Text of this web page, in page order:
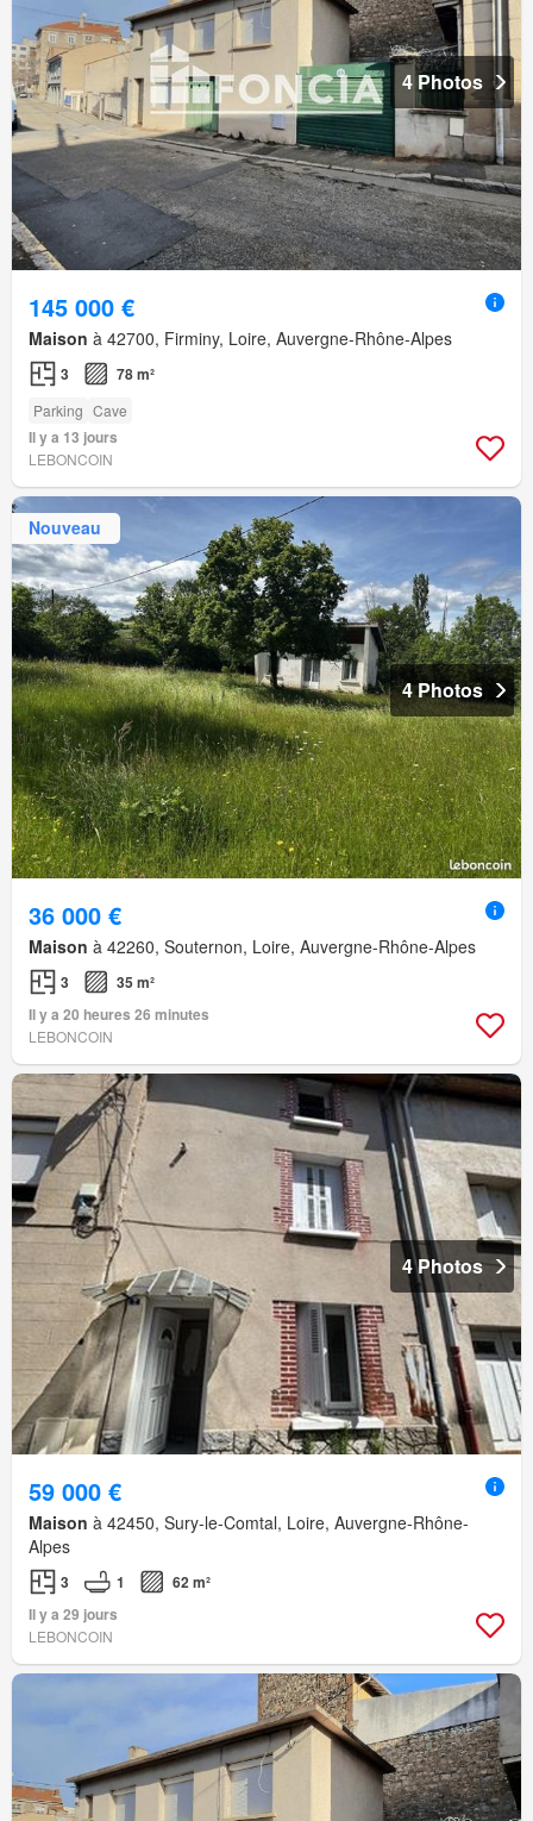
4 Photos
145 000 €
Maison à 42700, Firminy, Loire, Auvergne-Rhône-Alpes
3 78 m²
Parking Cave
Il y a 13 jours
LEBONCOIN
Nouveau
4 Photos
36 000 €
Maison à 42260, Souternon, Loire, Auvergne-Rhône-Alpes
3
35 m²
Il y a 20 heures 26 minutes
LEBONCOIN
4 Photos
59 000 €
Maison à 42450, Sury-le-Comtal, Loire, Auvergne-Rhône-
Alpes
3 1
62 m²
Il y a 29 jours
LEBONCOIN